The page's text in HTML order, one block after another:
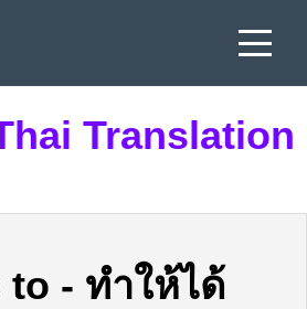
Translation
to - ทำให้ได้